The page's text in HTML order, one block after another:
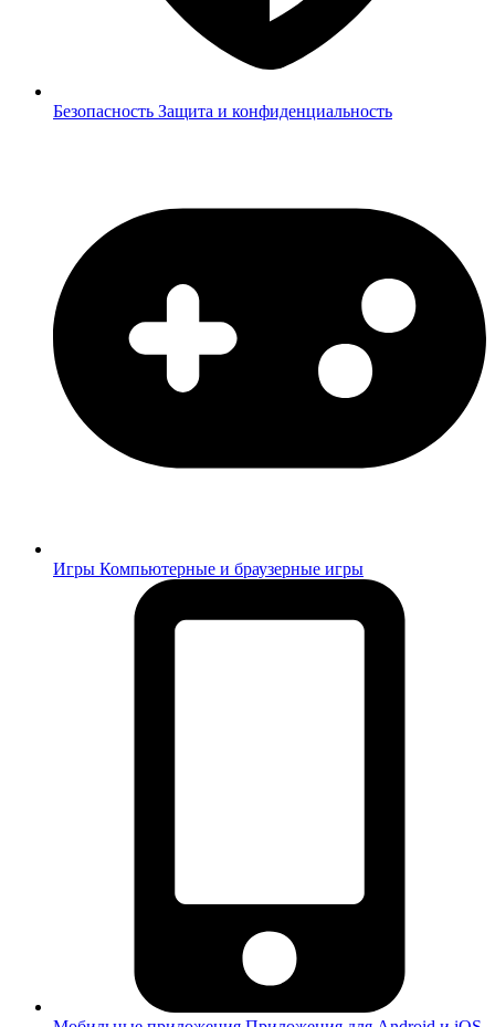
Безопасность Защита и конфиденциальность
Игры Компьютерные и браузерные игры